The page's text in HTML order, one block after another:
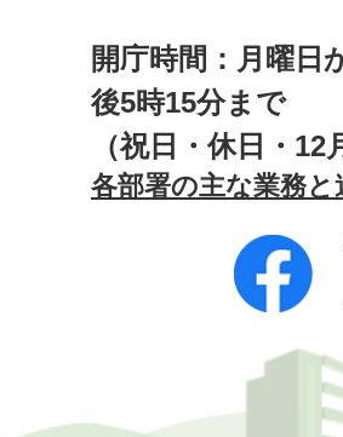
開庁時間：月曜日
後5時15分まで
（祝日・休日・
各部署の主な業務と